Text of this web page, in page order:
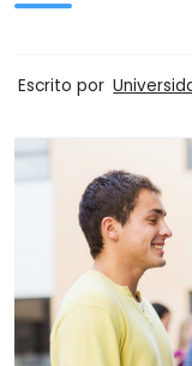
Escrito por